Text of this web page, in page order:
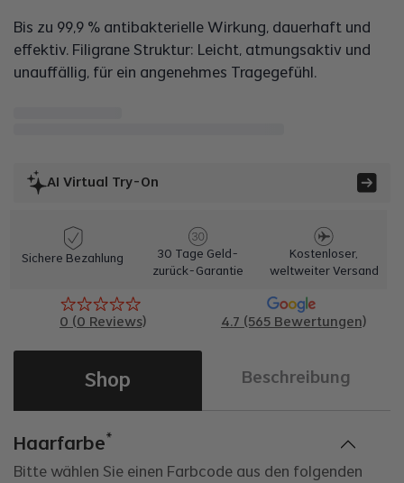
Bis zu 99,9 % antibakterielle Wirkung, dauerhaft und
effektiv. Filigrane Struktur: Leicht, atmungsaktiv und
unauffällig, für ein angenehmes Tragegefühl.
AI Virtual Try-On
Sichere Bezahlung
30 Tage Geld-
zurück-Garantie
Kostenloser,
weltweiter Versand
0 (0 Reviews) 4.7 (565 Bewertungen)
Shop Beschreibung
Haarfarbe*
Bitte wählen Sie einen Farbcode aus den folgenden